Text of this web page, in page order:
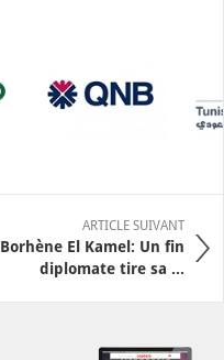
ARTICLE SUIVANT
Borhène El Kamel: Un fin
diplomate tire sa ...